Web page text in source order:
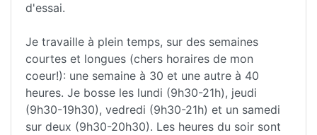
d'essai.
Je travaille à plein temps, sur des semaines
courtes et longues (chers horaires de mon
coeur!): une semaine à 30 et une autre à 40
heures. Je bosse les lundi (9h30-21h), jeudi
(9h30-19h30), vedredi (9h30-21h) et un samedi
sur deux (9h30-20h30). Les heures du soir sont